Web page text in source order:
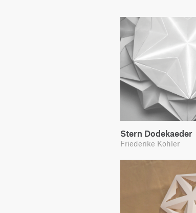
Stern Dodekaeder
Friederike Kohler